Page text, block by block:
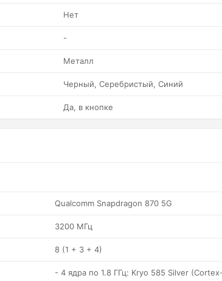
Нет
-
Металл
Черный, Серебристый, Синий
Да, в кнопке
Qualcomm Snapdragon 870 5G
3200 МГц
8 (1 + 3 + 4)
- 4 ядра по 1.8 ГГц: Kryo 585 Silver